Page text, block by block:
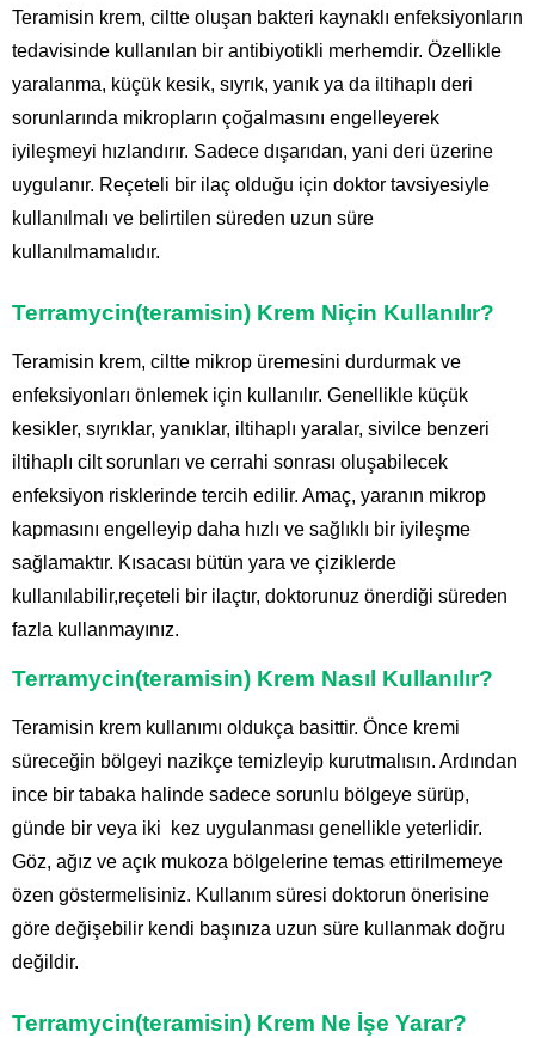
Teramisin krem, ciltte oluşan bakteri kaynaklı enfeksiyonların
tedavisinde kullanılan bir antibiyotikli merhemdir. Özellikle
yaralanma, küçük kesik, sıyrık, yanık ya da iltihaplı deri
sorunlarında mikropların çoğalmasını engelleyerek
iyileşmeyi hızlandırır. Sadece dışarıdan, yani deri üzerine
uygulanır. Reçeteli bir ilaç olduğu için doktor tavsiyesiyle
kullanılmalı ve belirtilen süreden uzun süre
kullanılmamalıdır.
Terramycin(teramisin) Krem Niçin Kullanılır?
Teramisin krem, ciltte mikrop üremesini durdurmak ve
enfeksiyonları önlemek için kullanılır. Genellikle küçük
kesikler, sıyrıklar, yanıklar, iltihaplı yaralar, sivilce benzeri
iltihaplı cilt sorunları ve cerrahi sonrası oluşabilecek
enfeksiyon risklerinde tercih edilir. Amaç, yaranın mikrop
kapmasını engelleyip daha hızlı ve sağlıklı bir iyileşme
sağlamaktır. Kısacası bütün yara ve çiziklerde
kullanılabilir,reçeteli bir ilaçtır, doktorunuz önerdiği süreden
fazla kullanmayınız.
Terramycin(teramisin) Krem Nasıl Kullanılır?
Teramisin krem kullanımı oldukça basittir. Önce kremi
süreceğin bölgeyi nazikçe temizleyip kurutmalısın. Ardından
ince bir tabaka halinde sadece sorunlu bölgeye sürüp,
günde bir veya iki kez uygulanması genellikle yeterlidir.
Göz, ağız ve açık mukoza bölgelerine temas ettirilmemeye
özen göstermelisiniz. Kullanım süresi doktorun önerisine
göre değişebilir kendi başınıza uzun süre kullanmak doğru
değildir.
Terramycin(teramisin) Krem Ne İşe Yarar?